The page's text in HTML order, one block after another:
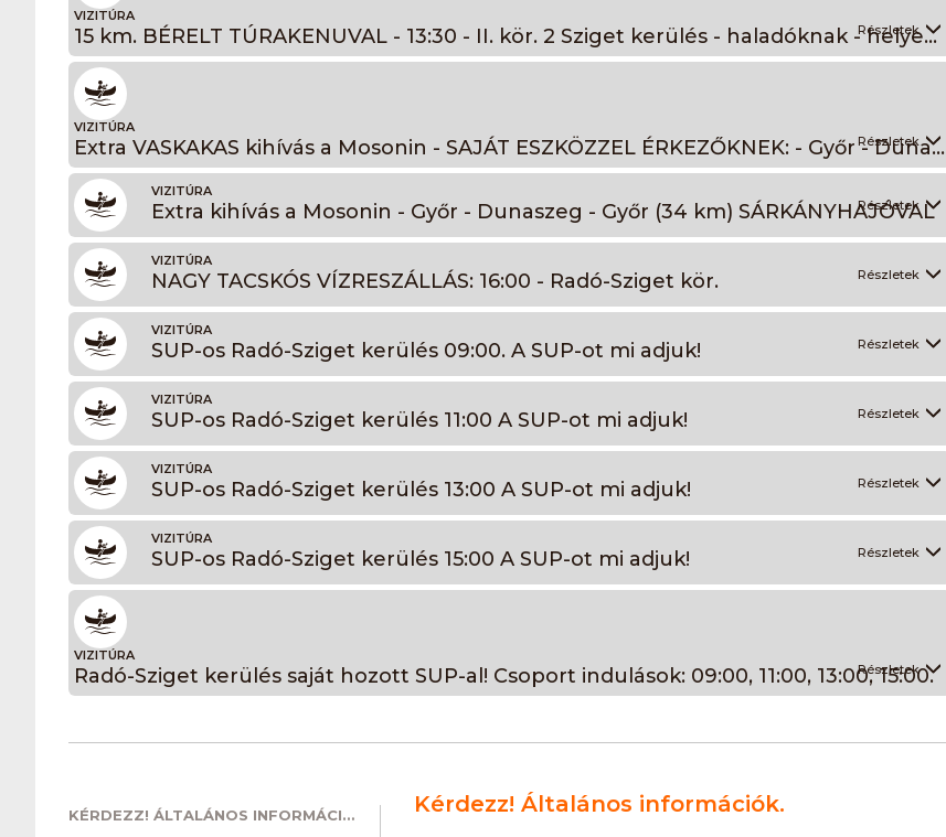
VIZITÚRA
15 km. BÉRELT TÚRAKENUVAL - 13:30 - II. kör. 2 Sziget kerülés - haladóknak - helyek korlátozottak
Részletek
VIZITÚRA
Extra VASKAKAS kihívás a Mosonin - SAJÁT ESZKÖZZEL ÉRKEZŐKNEK: - Győr - Dunaszeg - Győr (34 km)
Részletek
VIZITÚRA
Extra kihívás a Mosonin - Győr - Dunaszeg - Győr (34 km) SÁRKÁNYHAJÓVAL
Részletek
VIZITÚRA
NAGY TACSKÓS VÍZRESZÁLLÁS: 16:00 - Radó-Sziget kör. Részletek
VIZITÚRA
SUP-os Radó-Sziget kerülés 09:00. A SUP-ot mi adjuk! Részletek
VIZITÚRA
SUP-os Radó-Sziget kerülés 11:00 A SUP-ot mi adjuk! Részletek
VIZITÚRA
SUP-os Radó-Sziget kerülés 13:00 A SUP-ot mi adjuk! Részletek
VIZITÚRA
SUP-os Radó-Sziget kerülés 15:00 A SUP-ot mi adjuk! Részletek
VIZITÚRA
Radó-Sziget kerülés saját hozott SUP-al! Csoport indulások: 09:00, 11:00, 13:00, 15:00.
Részletek
KÉRDEZZ! ÁLTALÁNOS INFORMÁCIÓK. Kérdezz! Általános információk.